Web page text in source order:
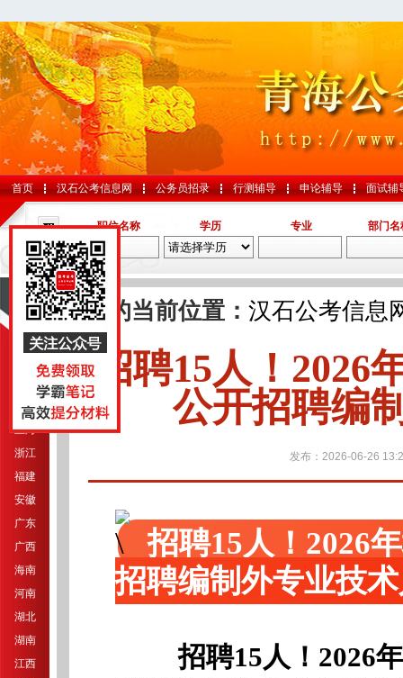
首页 汉石公考信息网 公务员招录 行测辅导 申论辅导 面试辅
职位名称 学历 专业 部门名
导航
江苏
上海
浙江
福建
安徽
广东
广西
海南
河南
湖北
湖南
江西
您的当前位置： 汉石公考信息
招聘15人！2026
公开招聘编
发布：2026-06-26
招聘15人！2026
招聘编制外专业技
招聘15人！2026